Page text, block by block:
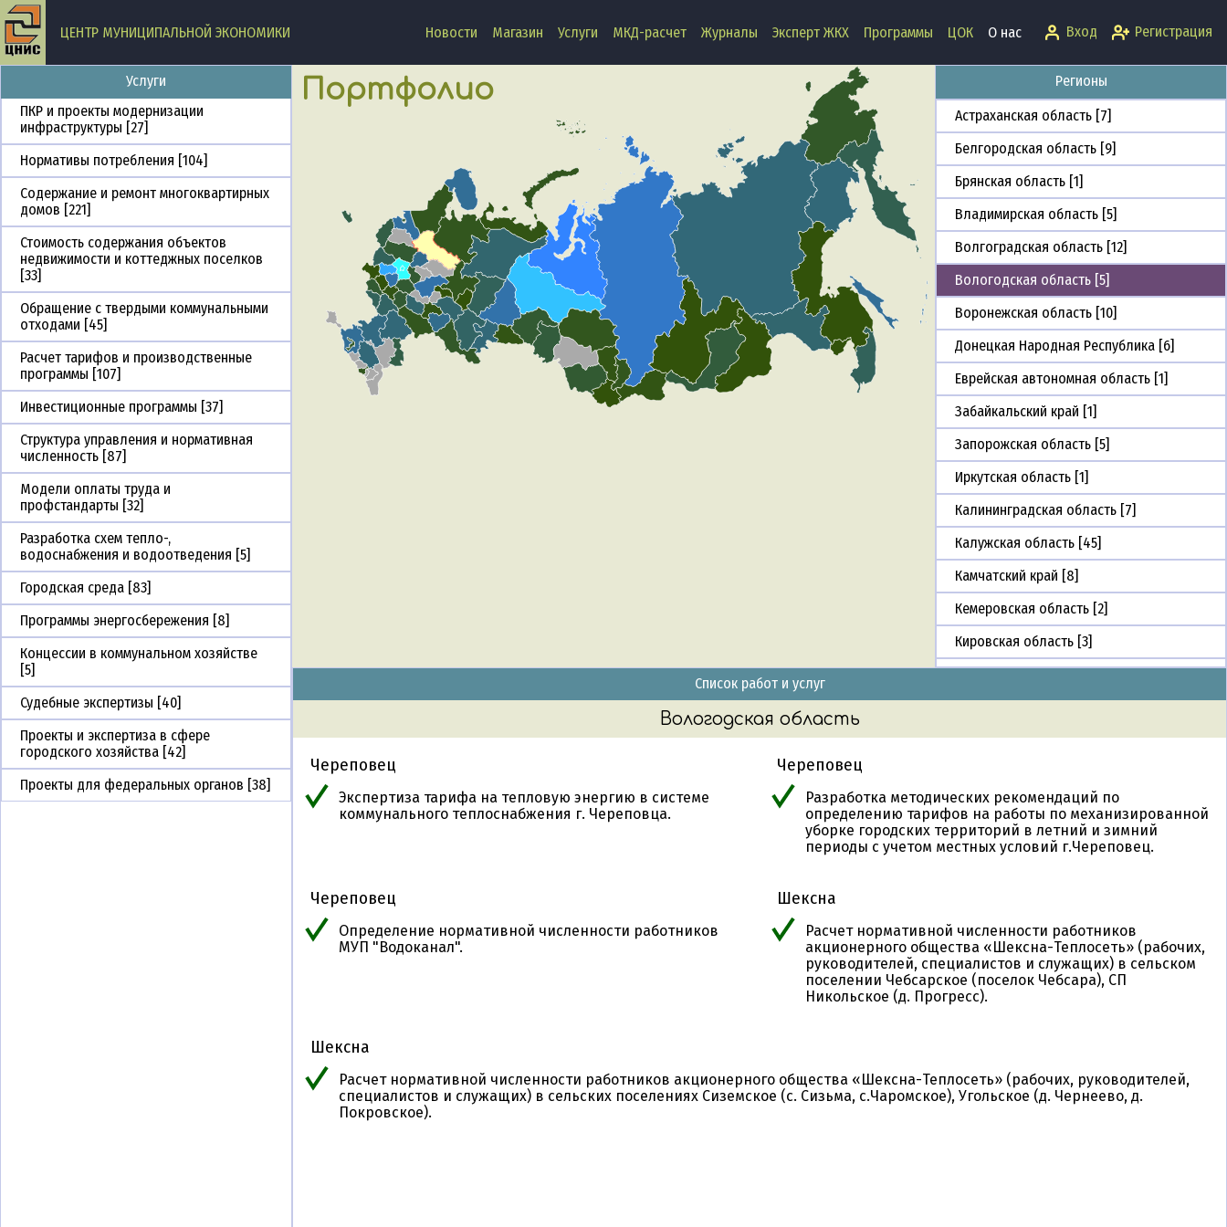
ЦЕНТР МУНИЦИПАЛЬНОЙ ЭКОНОМИКИ Новости Магазин Услуги МКД-расчет Журналы Эксперт ЖКХ Программы ЦОК О нас Вход Регистрация
Портфолио
Услуги
ПКР и проекты модернизации
инфраструктуры [27]
Нормативы потребления [104]
Содержание и ремонт многоквартирных
домов [221]
Стоимость содержания объектов
недвижимости и коттеджных поселков
[33]
Обращение с твердыми коммунальными
отходами [45]
Расчет тарифов и производственные
программы [107]
Инвестиционные программы [37]
Структура управления и нормативная
численность [87]
Модели оплаты труда и
профстандарты [32]
Разработка схем тепло-,
водоснабжения и водоотведения [5]
Городская среда [83]
Программы энергосбережения [8]
Концессии в коммунальном хозяйстве
[5]
Судебные экспертизы [40]
Проекты и экспертиза в сфере
городского хозяйства [42]
Проекты для федеральных органов [38]
Регионы
Архангельская область [3]
Астраханская область [7]
Белгородская область [9]
Брянская область [1]
Владимирская область [5]
Волгоградская область [12]
Вологодская область [5]
Воронежская область [10]
Донецкая Народная Республика [6]
Еврейская автономная область [1]
Забайкальский край [1]
Запорожская область [5]
Иркутская область [1]
Калининградская область [7]
Калужская область [45]
Камчатский край [8]
Кемеровская область [2]
Кировская область [3]
Курганская область [2]
Ленинградская область [16]
Липецкая область [2]
Московская область [129]
Мурманская область [15]
Ненецкий АО [2]
Омская область [6]
Оренбургская область [4]
Список работ и услуг
Вологодская область
Череповец
Экспертиза тарифа на тепловую энергию в системе
коммунального теплоснабжения г. Череповца.
Череповец
Разработка методических рекомендаций по
определению тарифов на работы по механизированной
уборке городских территорий в летний и зимний
периоды с учетом местных условий г.Череповец.
Череповец
Определение нормативной численности работников
МУП "Водоканал".
Шексна
Расчет нормативной численности работников
акционерного общества «Шексна-Теплосеть» (рабочих,
руководителей, специалистов и служащих) в сельском
поселении Чебсарское (поселок Чебсара), СП
Никольское (д. Прогресс).
Шексна
Расчет нормативной численности работников акционерного общества «Шексна-Теплосеть» (рабочих, руководителей,
специалистов и служащих) в сельских поселениях Сиземское (с. Сизьма, с.Чаромское), Угольское (д. Чернеево, д.
Покровское).